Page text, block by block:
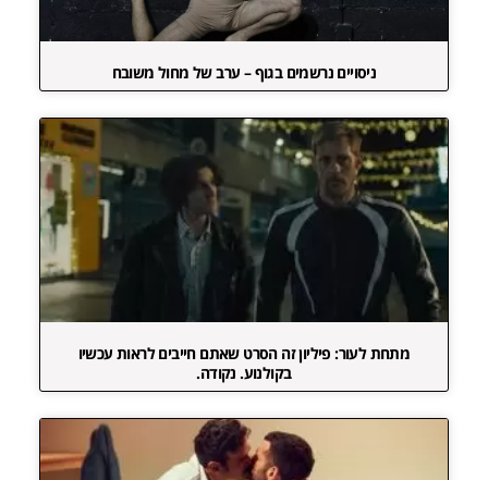
ניסויים נרשמים בגוף – ערב של מחול משובח
מתחת לעור: פיליון זה הסרט שאתם חייבים לראות עכשיו
בקולנוע. נקודה.